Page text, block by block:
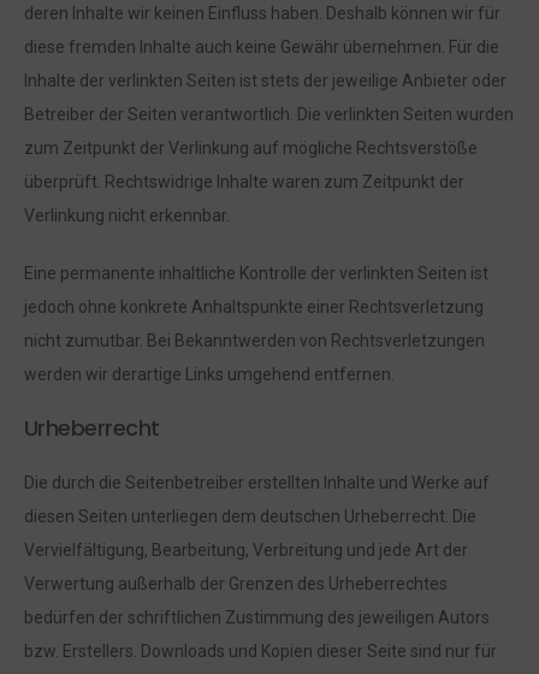
deren Inhalte wir keinen Einfluss haben. Deshalb können wir für
diese fremden Inhalte auch keine Gewähr übernehmen. Für die
Inhalte der verlinkten Seiten ist stets der jeweilige Anbieter oder
Betreiber der Seiten verantwortlich. Die verlinkten Seiten wurden
zum Zeitpunkt der Verlinkung auf mögliche Rechtsverstöße
überprüft. Rechtswidrige Inhalte waren zum Zeitpunkt der
Verlinkung nicht erkennbar.
Eine permanente inhaltliche Kontrolle der verlinkten Seiten ist
jedoch ohne konkrete Anhaltspunkte einer Rechtsverletzung
nicht zumutbar. Bei Bekanntwerden von Rechtsverletzungen
werden wir derartige Links umgehend entfernen.
Urheberrecht
Die durch die Seitenbetreiber erstellten Inhalte und Werke auf
diesen Seiten unterliegen dem deutschen Urheberrecht. Die
Vervielfältigung, Bearbeitung, Verbreitung und jede Art der
Verwertung außerhalb der Grenzen des Urheberrechtes
bedürfen der schriftlichen Zustimmung des jeweiligen Autors
bzw. Erstellers. Downloads und Kopien dieser Seite sind nur für